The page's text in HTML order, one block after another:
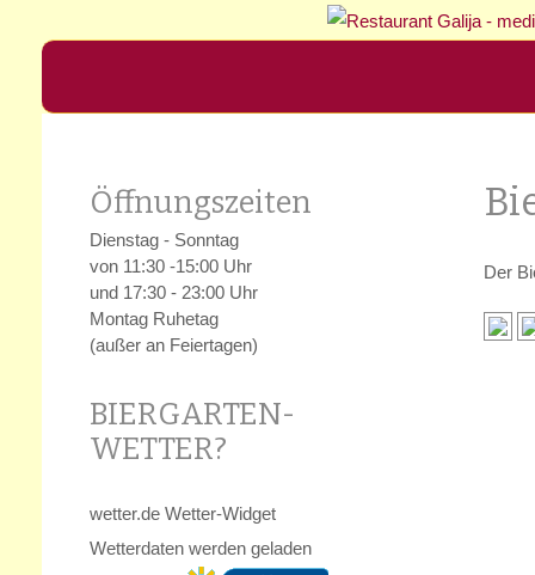
Restaurant Bierschwemme
Öffnungszeiten
Dienstag - Sonntag
von 11:30 -15:00 Uhr
und 17:30 - 23:00 Uhr
Montag Ruhetag
(außer an Feiertagen)
BIERGARTEN-
WETTER?
wetter.de Wetter-Widget
Wetterdaten werden geladen
Der